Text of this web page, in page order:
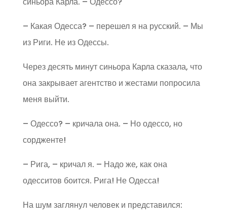
– Какая Одесса? – перешел я на русский. – Мы
из Риги. Не из Одессы.
Через десять минут синьора Карла сказала, что
она закрывает агентство и жестами попросила
меня выйти.
– Одессо? – кричала она. – Но одессо, но
сордженте!
– Рига, – кричал я. – Надо же, как она
одесситов боится. Рига! Не Одесса!
На шум заглянул человек и представился: